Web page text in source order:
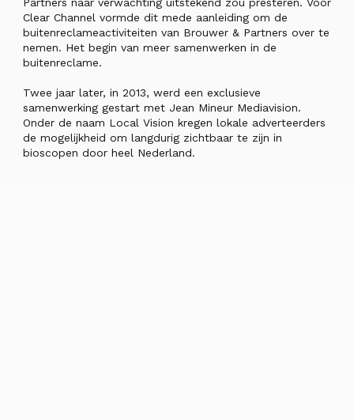
Clear Channel vormde dit mede aanleiding om de
buitenreclameactiviteiten van Brouwer & Partners over te
nemen. Het begin van meer samenwerken in de
buitenreclame.
Twee jaar later, in 2013, werd een exclusieve
samenwerking gestart met Jean Mineur Mediavision.
Onder de naam Local Vision kregen lokale adverteerders
de mogelijkheid om langdurig zichtbaar te zijn in
bioscopen door heel Nederland.